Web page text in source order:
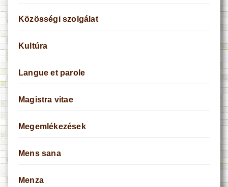
Közösségi szolgálat
Kultúra
Langue et parole
Magistra vitae
Megemlékezések
Mens sana
Menza